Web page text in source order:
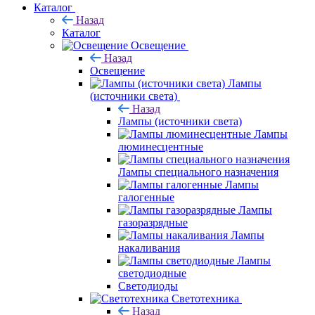
Каталог
Назад
Каталог
Освещение
Назад
Освещение
Лампы
(источники света)
Назад
Лампы (источники света)
Лампы
люминесцентные
Лампы специального назначения
Лампы
галогенные
Лампы
газоразрядные
Лампы
накаливания
Лампы
светодиодные
Светодиоды
Светотехника
Назад